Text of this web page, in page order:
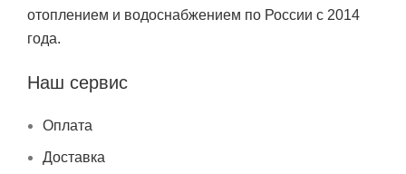
отоплением и водоснабжением по России с 2014
года.
Наш сервис
Оплата
Доставка